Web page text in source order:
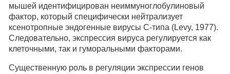
мышей идентифицирован неиммуноглобулиновый
фактор, который специфически нейтрализует
ксенотропные эндогенные вирусы С-типа (Levy, 1977).
Следовательно, экспрессия вируса регулируется как
клеточными, так и гуморальными факторами.
Существенную роль в регуляции экспрессии генов